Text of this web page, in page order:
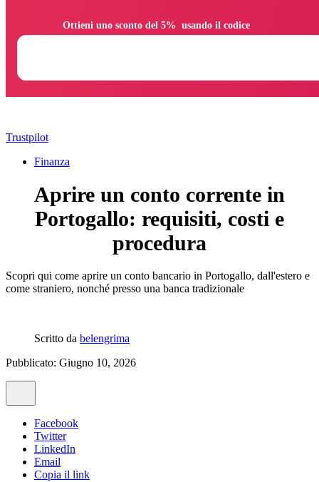
Trustpilot
Finanza
Aprire un conto corrente in
Portogallo: requisiti, costi e
procedura
Scopri qui come aprire un conto bancario in Portogallo, dall'estero e
come straniero, nonché presso una banca tradizionale
Scritto da belengrima
Pubblicato: Giugno 10, 2026
Facebook
Twitter
LinkedIn
Email
Copia il link